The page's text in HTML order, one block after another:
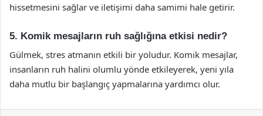
hissetmesini sağlar ve iletişimi daha samimi hale getirir.
5. Komik mesajların ruh sağlığına etkisi nedir?
Gülmek, stres atmanın etkili bir yoludur. Komik mesajlar,
insanların ruh halini olumlu yönde etkileyerek, yeni yıla
daha mutlu bir başlangıç yapmalarına yardımcı olur.